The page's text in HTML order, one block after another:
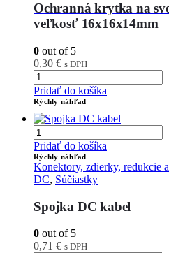
Ochranná krytka na
veľkosť 16x16x14mm
0 out of 5
0,30 € s DPH
Pridať do košíka
Rýchly náhľad
Pridať do košíka
Rýchly náhľad
Konektory, zdierky, redukcie
DC, Súčiastky
Spojka DC kabel
0 out of 5
0,71 € s DPH